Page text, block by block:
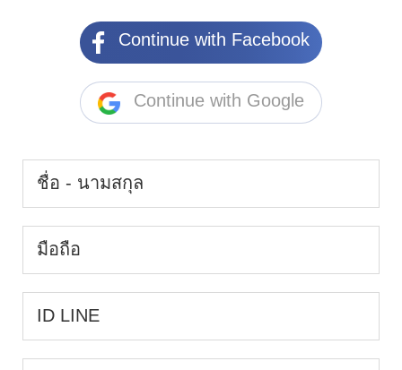
Continue with Facebook
Continue with Google